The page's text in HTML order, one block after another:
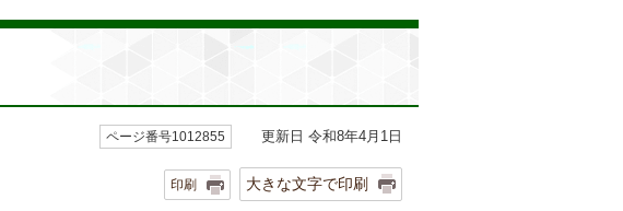
ページ番号1012855 更新日 令和8年4月1日
印刷 大きな文字で印刷